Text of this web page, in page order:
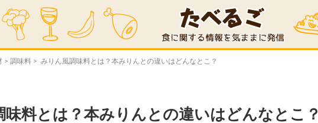
> 調味料 > みりん風調味料とは？本みりんとの違いはどんなとこ？
味料とは？本みりんとの違いはどんなとこ？